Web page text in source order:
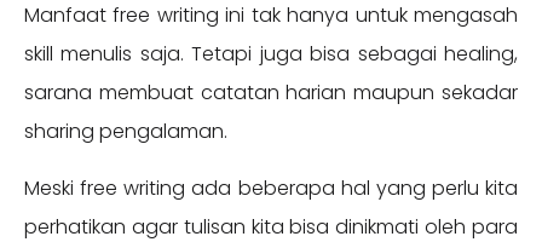
Manfaat free writing ini tak hanya untuk mengasah
skill menulis saja. Tetapi juga bisa sebagai healing,
sarana membuat catatan harian maupun sekadar
sharing pengalaman.
Meski free writing ada beberapa hal yang perlu kita
perhatikan agar tulisan kita bisa dinikmati oleh para